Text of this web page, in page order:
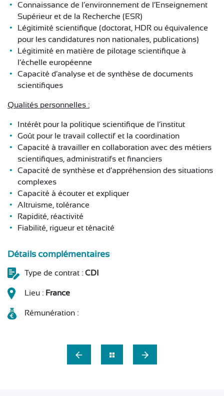
Connaissance de l’environnement de l’Enseignement
Supérieur et de la Recherche (ESR)
Légitimité scientiﬁque (doctorat, HDR ou équivalence
pour les candidatures non nationales, publications)
Légitimité en matière de pilotage scientifique à
l’échelle européenne
Capacité d’analyse et de synthèse de documents
scientifiques
Qualités personnelles :
Intérêt pour la politique scientifique de l’institut
Goût pour le travail collectif et la coordination
Capacité à travailler en collaboration avec des métiers
scientifiques, administratifs et financiers
Capacité de synthèse et d’appréhension des situations
complexes
Capacité à écouter et expliquer
Altruisme, tolérance
Rapidité, réactivité
Fiabilité, rigueur et ténacité
Détails complémentaires
Type de contrat : CDI
Lieu : France
Rémunération :